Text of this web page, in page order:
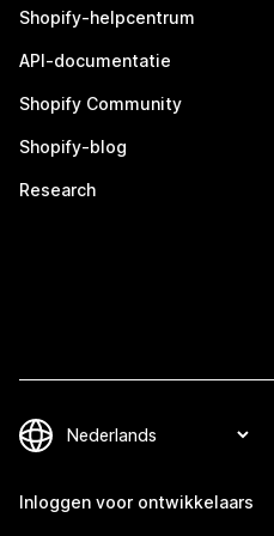
Shopify-helpcentrum
API-documentatie
Shopify Community
Shopify-blog
Research
Inloggen voor ontwikkelaars